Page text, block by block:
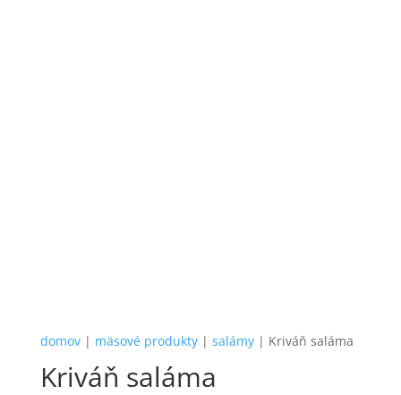
domov| mäsové produkty| salámy| Kriváň saláma
Kriváň saláma